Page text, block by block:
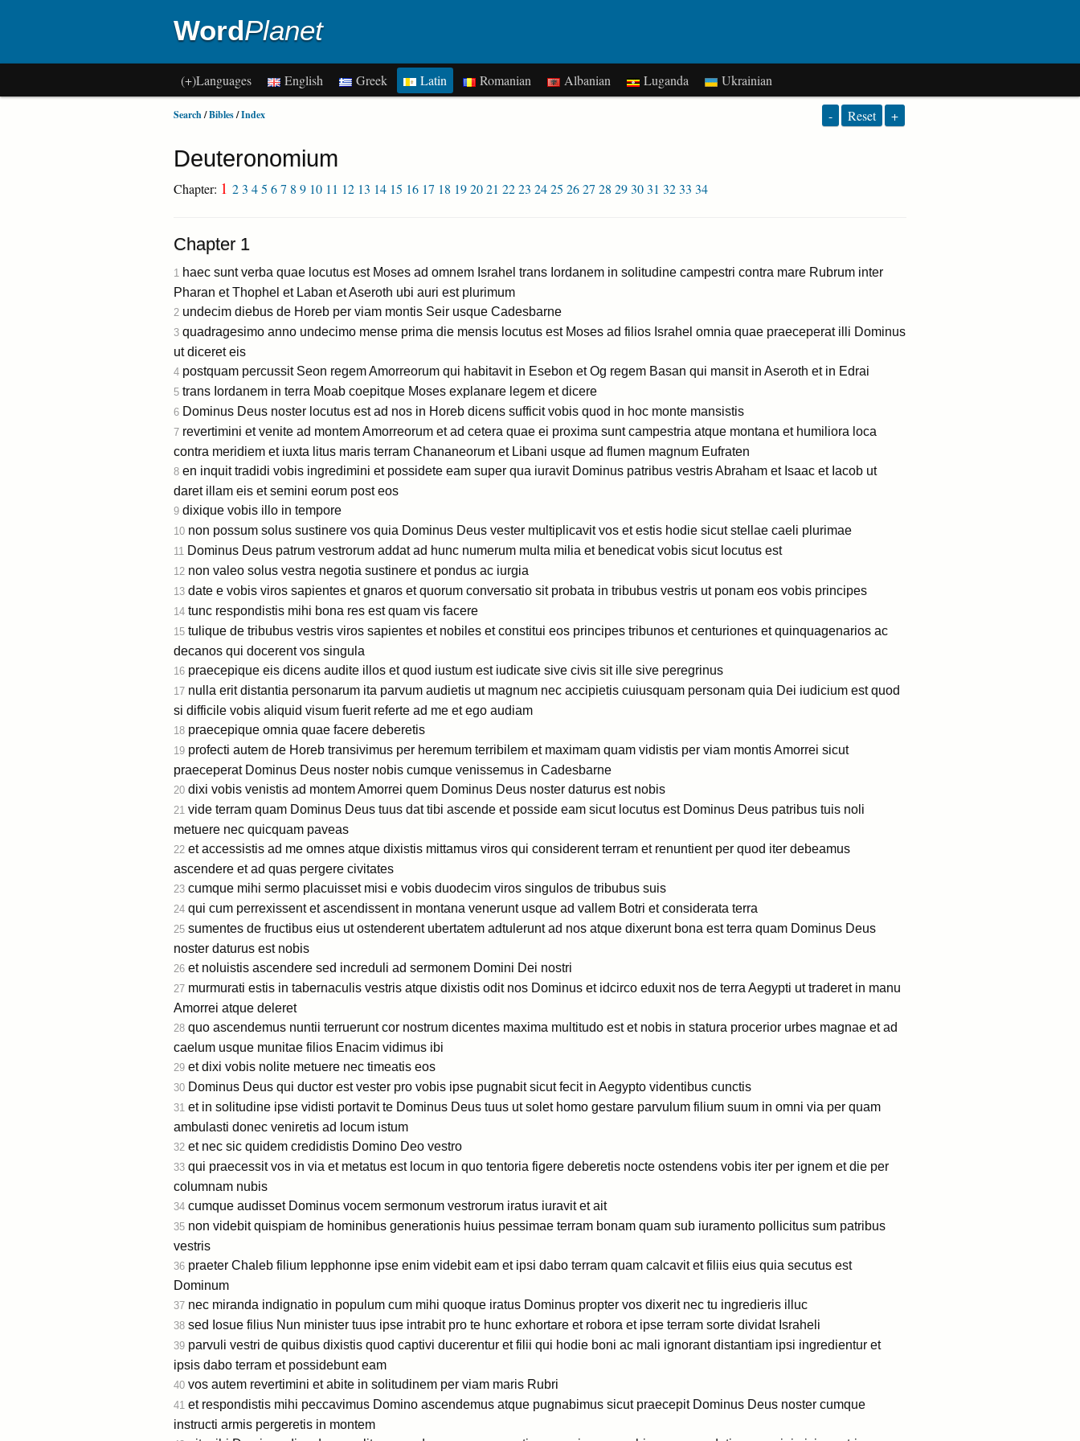
WordPlanet
(+)Languages English Greek Latin Romanian Albanian Luganda Ukrainian
Search/Bibles/Index - Reset +
Deuteronomium
Chapter: 1 23 45 67 8 9 10 11 12 13 14 15 16 17 18 192021 2223 2425 2627 28 293031 3233 34
Chapter 1
1 haec sunt verba quae locutus est Moses ad omnem Israhel trans Iordanem in solitudine campestri contra mare Rubrum inter
Pharan et Thophel et Laban et Aseroth ubi auri est plurimum
2 undecim diebus de Horeb per viam montis Seir usque Cadesbarne
3 quadragesimo anno undecimo mense prima die mensis locutus est Moses ad filios Israhel omnia quae praeceperat illi Dominus
ut diceret eis
4 postquam percussit Seon regem Amorreorum qui habitavit in Esebon et Og regem Basan qui mansit in Aseroth et in Edrai
5 trans Iordanem in terra Moab coepitque Moses explanare legem et dicere
6 Dominus Deus noster locutus est ad nos in Horeb dicens sufficit vobis quod in hoc monte mansistis
7 revertimini et venite ad montem Amorreorum et ad cetera quae ei proxima sunt campestria atque montana et humiliora loca
contra meridiem et iuxta litus maris terram Chananeorum et Libani usque ad flumen magnum Eufraten
8 en inquit tradidi vobis ingredimini et possidete eam super qua iuravit Dominus patribus vestris Abraham et Isaac et Iacob ut
daret illam eis et semini eorum post eos
9 dixique vobis illo in tempore
10 non possum solus sustinere vos quia Dominus Deus vester multiplicavit vos et estis hodie sicut stellae caeli plurimae
11 Dominus Deus patrum vestrorum addat ad hunc numerum multa milia et benedicat vobis sicut locutus est
12 non valeo solus vestra negotia sustinere et pondus ac iurgia
13 date e vobis viros sapientes et gnaros et quorum conversatio sit probata in tribubus vestris ut ponam eos vobis principes
14 tunc respondistis mihi bona res est quam vis facere
15 tulique de tribubus vestris viros sapientes et nobiles et constitui eos principes tribunos et centuriones et quinquagenarios ac
decanos qui docerent vos singula
16 praecepique eis dicens audite illos et quod iustum est iudicate sive civis sit ille sive peregrinus
17 nulla erit distantia personarum ita parvum audietis ut magnum nec accipietis cuiusquam personam quia Dei iudicium est quod
si difficile vobis aliquid visum fuerit referte ad me et ego audiam
18 praecepique omnia quae facere deberetis
19 profecti autem de Horeb transivimus per heremum terribilem et maximam quam vidistis per viam montis Amorrei sicut
praeceperat Dominus Deus noster nobis cumque venissemus in Cadesbarne
20 dixi vobis venistis ad montem Amorrei quem Dominus Deus noster daturus est nobis
21 vide terram quam Dominus Deus tuus dat tibi ascende et posside eam sicut locutus est Dominus Deus patribus tuis noli
metuere nec quicquam paveas
22 et accessistis ad me omnes atque dixistis mittamus viros qui considerent terram et renuntient per quod iter debeamus
ascendere et ad quas pergere civitates
23 cumque mihi sermo placuisset misi e vobis duodecim viros singulos de tribubus suis
24 qui cum perrexissent et ascendissent in montana venerunt usque ad vallem Botri et considerata terra
25 sumentes de fructibus eius ut ostenderent ubertatem adtulerunt ad nos atque dixerunt bona est terra quam Dominus Deus
noster daturus est nobis
26 et noluistis ascendere sed increduli ad sermonem Domini Dei nostri
27 murmurati estis in tabernaculis vestris atque dixistis odit nos Dominus et idcirco eduxit nos de terra Aegypti ut traderet in manu
Amorrei atque deleret
28 quo ascendemus nuntii terruerunt cor nostrum dicentes maxima multitudo est et nobis in statura procerior urbes magnae et ad
caelum usque munitae filios Enacim vidimus ibi
29 et dixi vobis nolite metuere nec timeatis eos
30 Dominus Deus qui ductor est vester pro vobis ipse pugnabit sicut fecit in Aegypto videntibus cunctis
31 et in solitudine ipse vidisti portavit te Dominus Deus tuus ut solet homo gestare parvulum filium suum in omni via per quam
ambulasti donec veniretis ad locum istum
32 et nec sic quidem credidistis Domino Deo vestro
33 qui praecessit vos in via et metatus est locum in quo tentoria figere deberetis nocte ostendens vobis iter per ignem et die per
columnam nubis
34 cumque audisset Dominus vocem sermonum vestrorum iratus iuravit et ait
35 non videbit quispiam de hominibus generationis huius pessimae terram bonam quam sub iuramento pollicitus sum patribus
vestris
36 praeter Chaleb filium Iepphonne ipse enim videbit eam et ipsi dabo terram quam calcavit et filiis eius quia secutus est
Dominum
37 nec miranda indignatio in populum cum mihi quoque iratus Dominus propter vos dixerit nec tu ingredieris illuc
38 sed Iosue filius Nun minister tuus ipse intrabit pro te hunc exhortare et robora et ipse terram sorte dividat Israheli
39 parvuli vestri de quibus dixistis quod captivi ducerentur et filii qui hodie boni ac mali ignorant distantiam ipsi ingredientur et
ipsis dabo terram et possidebunt eam
40 vos autem revertimini et abite in solitudinem per viam maris Rubri
41 et respondistis mihi peccavimus Domino ascendemus atque pugnabimus sicut praecepit Dominus Deus noster cumque
instructi armis pergeretis in montem